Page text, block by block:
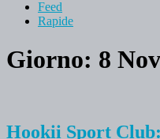
Feed
Rapide
Giorno: 8
Hookii Sport